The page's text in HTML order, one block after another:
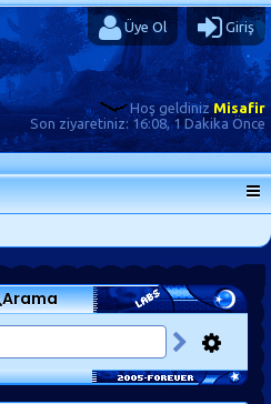
Üye Ol Giriş
Hoş geldinizMisafir
Son ziyaretiniz: 16:08, 1 Dakika Önce
Arama